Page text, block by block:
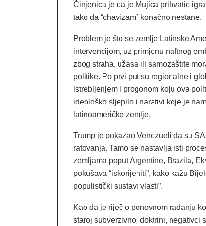
Činjenica je da je Mujica prihvatio
tako da “chavizam” konačno nestane.
Problem je što se zemlje Latinske
intervencijom, uz primjenu naftnog
zbog straha, užasa ili samozaštite
politike. Po prvi put su regionalne i
istrebljenjem i progonom koju ova
ideološko sljepilo i narativi koje je
latinoameričke zemlje.
Trump je pokazao Venezueli da su
ratovanja. Tamo se nastavlja isti
zemljama poput Argentine, Brazila,
pokušava “iskorijeniti”, kako kažu
populistički sustavi vlasti”.
Kao da je riječ o ponovnom rađanju
staroj subverzivnoj doktrini, negativci